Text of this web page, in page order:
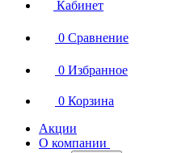
Кабинет
0 Сравнение
0 Избранное
0 Корзина
Акции
О компании